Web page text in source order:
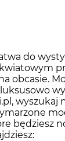
do
kwiatowym
obcasie.
wyszukaj
będziesz